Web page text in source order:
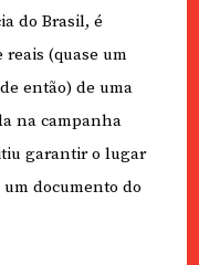
do Brasil, é
reais (quase um
então) de uma
na campanha
garantir o lugar
documento do